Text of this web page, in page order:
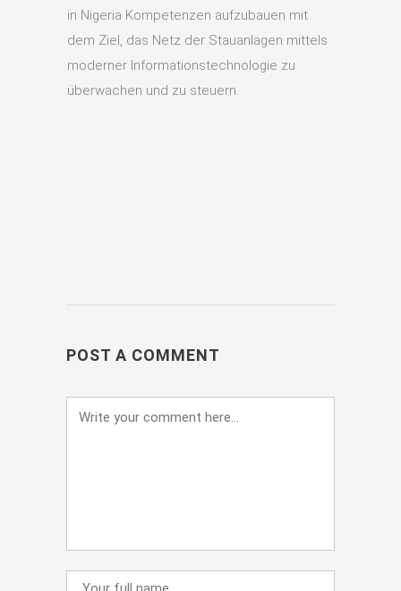
in Nigeria Kompetenzen aufzubauen mit
dem Ziel, das Netz der Stauanlagen mittels
moderner Informationstechnologie zu
überwachen und zu steuern.
POST A COMMENT